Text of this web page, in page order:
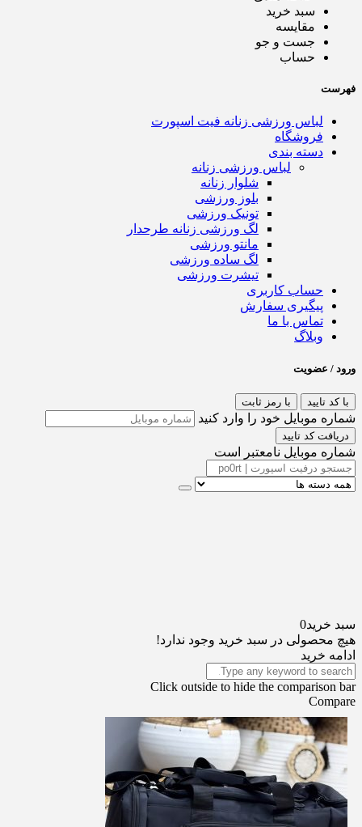
سبد خرید
مقایسه
جست و جو
حساب
فهرست
لباس ورزشی زنانه فیت اسپورت
فروشگاه
دسته بندی
لباس ورزشی زنانه
شلوار زنانه
بلوز ورزشی
تونیک ورزشی
لگ ورزشی زنانه طرحدار
مانتو ورزشی
لگ ساده ورزشی
تیشرت ورزشی
حساب کاربری
پیگیری سفارش
تماس با ما
وبلاگ
ورود / عضویت
با کد تایید با رمز ثابت
شماره موبایل خود را وارد کنید
دریافت کد تایید
شماره موبایل نامعتبر است
سبد خرید0
هیچ محصولی در سبد خرید وجود ندارد!
ادامه خرید
Click outside to hide the comparison bar
Compare